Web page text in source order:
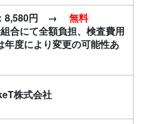
8,580円 →
無料
合にて全額負担、検査費用
年度により変更の可能性あ
株式会社